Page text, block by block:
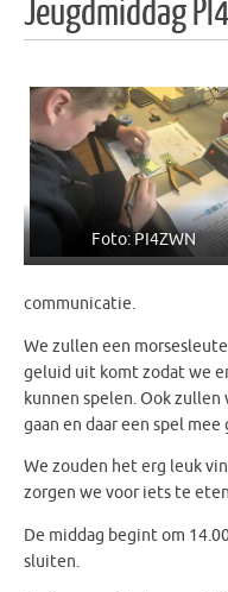
Jeugdmiddag
Foto: PI4ZWN
communicatie.
We zullen een
geluid uit komt zodat we
kunnen spelen. Ook
gaan en daar een spel mee
We zouden het erg leuk
zorgen we voor iets te
De middag begint om
sluiten.